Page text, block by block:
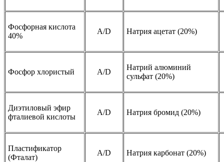
Фосфорная кислота
40%
A/D Натрия ацетат (20%)
Фосфор хлористый A/D
Натрий алюминий
сульфат (20%)
Диэтиловый эфир
фталиевой кислоты
A/D Натрия бромид (20%)
Пластификатор
(Фталат)
A/D Натрия карбонат (20%)